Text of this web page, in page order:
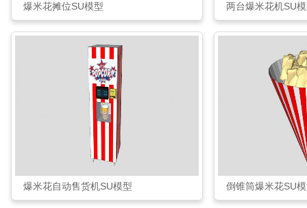
爆米花摊位SU模型 两台爆米花机SU
爆米花自动售货机SU模型 倒锥筒爆米花SU